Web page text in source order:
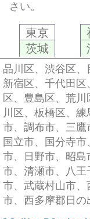
さい。
東京
茨城
品川区、渋谷区、
新宿区、千代田
区、豊島区、荒
川区、板橋区、
市、調布市、三鷹
国立市、国分寺
市、日野市、昭
市、清瀬市、八王
市、武蔵村山市
市、西多摩郡日